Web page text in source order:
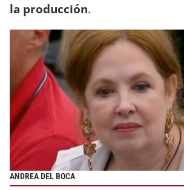
la producción.
ANDREA DEL BOCA